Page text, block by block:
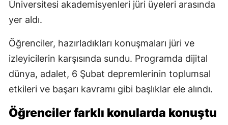
Üniversitesi akademisyenleri jüri üyeleri arasında
yer aldı.
Öğrenciler, hazırladıkları konuşmaları jüri ve
izleyicilerin karşısında sundu. Programda dijital
dünya, adalet, 6 Şubat depremlerinin toplumsal
etkileri ve başarı kavramı gibi başlıklar ele alındı.
Öğrenciler farklı konularda konuştu